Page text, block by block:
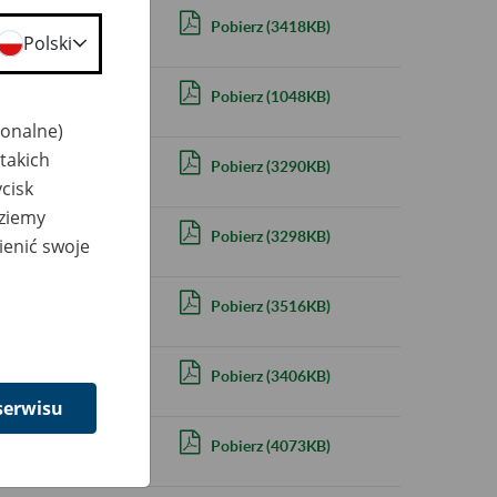
z powodu
Pobierz(3418KB)
Pobierz(1048KB)
z powodu
Pobierz(3290KB)
z powodu
Pobierz(3298KB)
Pobierz(3516KB)
Pobierz(3406KB)
z powodu
Pobierz(4073KB)
Polski
swoje